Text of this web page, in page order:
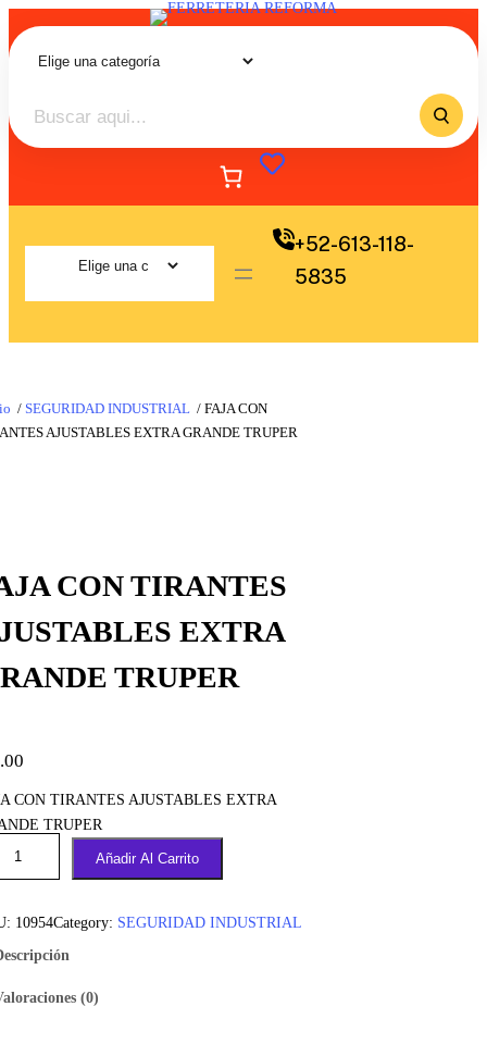
+52-613-118-
5835
/ SEGURIDAD INDUSTRIAL / FAJA CON
AJUSTABLES EXTRA GRANDE TRUPER
CON TIRANTES
EXTRA
TRUPER
CON TIRANTES AJUSTABLES EXTRA
TRUPER
Añadir Al Carrito
10954Category: SEGURIDAD INDUSTRIAL
(0)